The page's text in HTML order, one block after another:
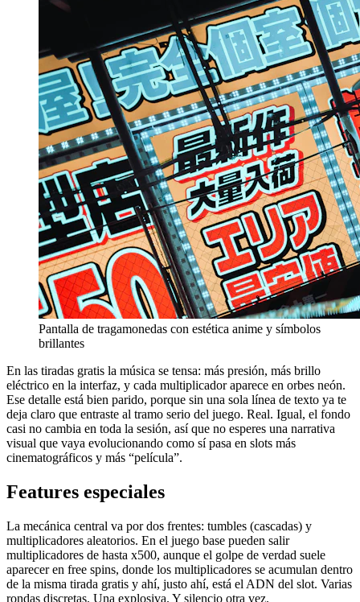
Pantalla de tragamonedas con estética anime y símbolos
brillantes
En las tiradas gratis la música se tensa: más presión, más brillo
eléctrico en la interfaz, y cada multiplicador aparece en orbes neón.
Ese detalle está bien parido, porque sin una sola línea de texto ya te
deja claro que entraste al tramo serio del juego. Real. Igual, el fondo
casi no cambia en toda la sesión, así que no esperes una narrativa
visual que vaya evolucionando como sí pasa en slots más
cinematográficos y más “película”.
Features especiales
La mecánica central va por dos frentes: tumbles (cascadas) y
multiplicadores aleatorios. En el juego base pueden salir
multiplicadores de hasta x500, aunque el golpe de verdad suele
aparecer en free spins, donde los multiplicadores se acumulan dentro
de la misma tirada gratis y ahí, justo ahí, está el ADN del slot. Varias
rondas discretas. Una explosiva. Y silencio otra vez.